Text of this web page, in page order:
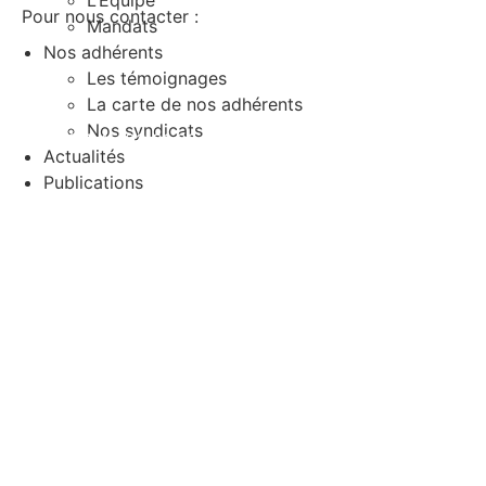
Mandats
Nos adhérents
Les témoignages
La carte de nos adhérents
Nos syndicats
Actualités
Publications
Pour nous contacter :
+33 (0)1 45 23 91 90